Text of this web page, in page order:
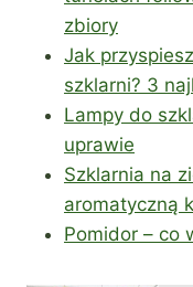
zbiory
Jak
szklarni? 3
Lampy do
uprawie
Szklarnia na
aromatyczną
Pomidor – co